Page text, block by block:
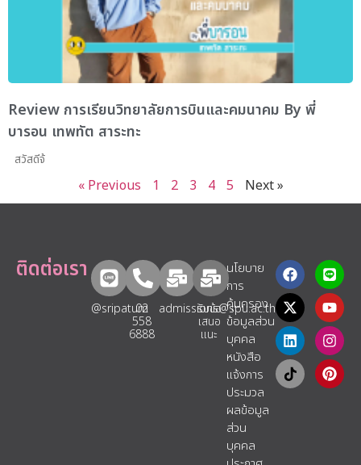
Review การเรียนวิทยาลัยการบินและคมนาคม By พี่
บารอน เทพทัต สาระทะ
สวัสดีจ้
« Previous 1 2 3 4 5 Next »
ติดต่อเรา
@sripatum
02
558
6888
admissions@spu.ac.th
รับข้อ
เสนอ
แนะ​
นโยบาย
การ
คุ้มครอง
ข้อมูลส่วน
บุคคล
หนังสือ
แจ้งการ
ประมวล
ผลข้อมูล
ส่วน
บุคคล